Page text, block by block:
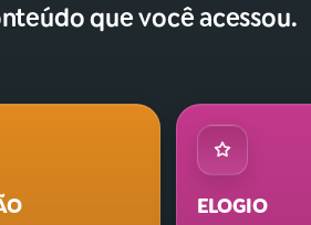
que você acessou.
ELOGIO